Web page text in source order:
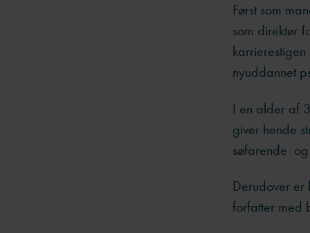
Først som
som direktør
nyuddannet
I en alder af
giver hende
søfarende og
Derudover er
forfatter med